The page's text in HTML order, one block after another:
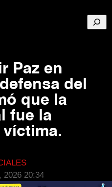
Paz en
del
que la
fue la
víctima.
2026 20:34